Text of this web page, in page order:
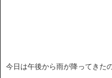
今日は午後から雨が降ってきた